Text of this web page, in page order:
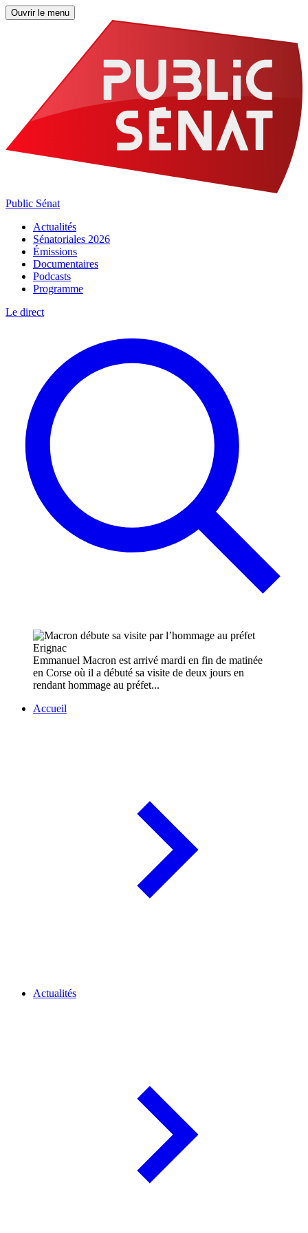
Ouvrir le menu
Public Sénat
Actualités
Sénatoriales 2026
Émissions
Documentaires
Podcasts
Programme
Le direct
Emmanuel Macron est arrivé mardi en fin de matinée
en Corse où il a débuté sa visite de deux jours en
rendant hommage au préfet...
Accueil
Actualités